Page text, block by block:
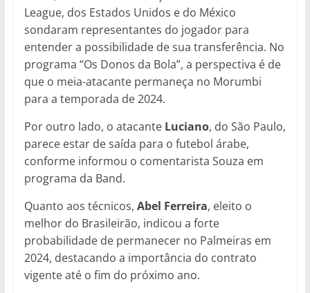
League, dos Estados Unidos e do México
sondaram representantes do jogador para
entender a possibilidade de sua transferência. No
programa “Os Donos da Bola”, a perspectiva é de
que o meia-atacante permaneça no Morumbi
para a temporada de 2024.
Por outro lado, o atacante Luciano, do São Paulo,
parece estar de saída para o futebol árabe,
conforme informou o comentarista Souza em
programa da Band.
Quanto aos técnicos, Abel Ferreira, eleito o
melhor do Brasileirão, indicou a forte
probabilidade de permanecer no Palmeiras em
2024, destacando a importância do contrato
vigente até o fim do próximo ano.